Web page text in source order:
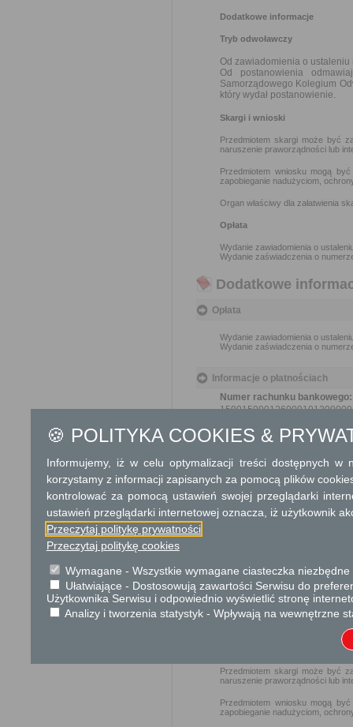
Dodatkowe informacje
Tryb odwoławczy
Od zawiadomienia o ustaleniu
Od postanowienia
Samorządowego Kolegium
który wydał postanowienie.
Skargi i wnioski
Przedmiotem skargi może być
naruszenie praworządności lub
Przedmiotem wniosku mogą
zapobieganie nadużyciom,
Organ właściwy dla załatwienia
Opłata
Wydanie zawiadomienia o
Wydanie zaświadczenia o
Dodatkowe
Opłata
Wydanie zawiadomienia o
Wydanie zaświadczenia o
Informacje o płatnościach
Numer rachunku bankowego:
Urząd Gminy w Rościszewie
17,00 zł
Opłata za wydanie
Opis kwoty:
Opłata za wydanie
Od zawiadomienia o
Od postanowienia
Samorządowego
organu, który wydał
Przedmiotem skargi może być
naruszenie praworządności lub
Przedmiotem wniosku mogą
zapobieganie nadużyciom,
🍪 POLITYKA COOKIES &
Informujemy, iż w celu optymalizacji treści dostępnych w
korzystamy z informacji zapisanych za pomocą plików
kontrolować za pomocą ustawień swojej przeglądarki
ustawień przeglądarki internetowej oznacza, iż użytkownik
Przeczytaj politykę prywatności
Przeczytaj politykę cookies
Wymagane - Wszystkie wymagane ciasteczka
Ułatwiające - Dostosowują zawartości Serwisu do
Użytkownika Serwisu i odpowiednio wyświetlić stronę
Analizy i tworzenia statystyk - Wpływają na wewnętrzne